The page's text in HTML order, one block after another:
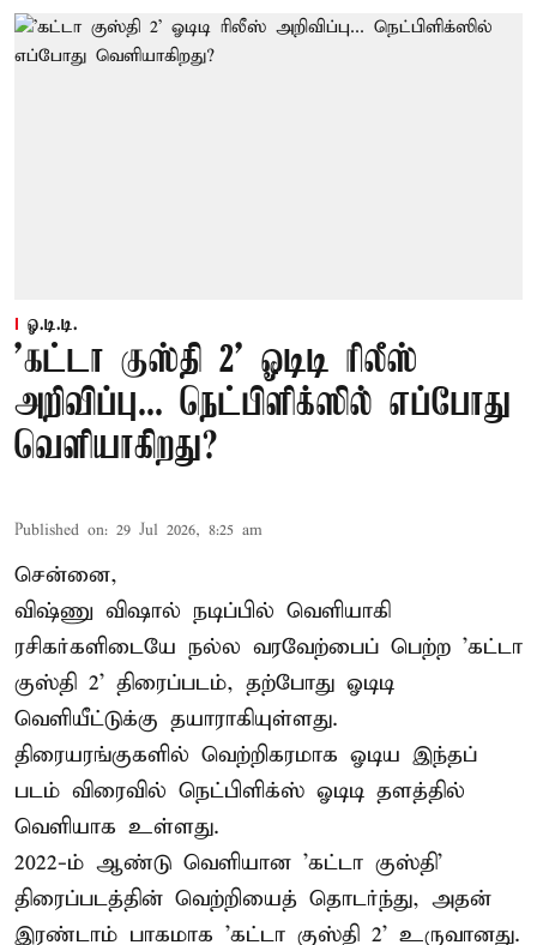
ஓ.டி.டி.
'கட்டா குஸ்தி 2' ஓடிடி ரிலீஸ்
அறிவிப்பு... நெட்பிளிக்ஸில் எப்போது
வெளியாகிறது?
Published on: 29 Jul 2026, 8:25 am
சென்னை,
விஷ்ணு விஷால் நடிப்பில் வெளியாகி
ரசிகர்களிடையே நல்ல வரவேற்பைப் பெற்ற 'கட்டா
குஸ்தி 2' திரைப்படம், தற்போது ஓடிடி
வெளியீட்டுக்கு தயாராகியுள்ளது.
திரையரங்குகளில் வெற்றிகரமாக ஓடிய இந்தப்
படம் விரைவில் நெட்பிளிக்ஸ் ஓடிடி தளத்தில்
வெளியாக உள்ளது.
2022-ம் ஆண்டு வெளியான 'கட்டா குஸ்தி'
திரைப்படத்தின் வெற்றியைத் தொடர்ந்து, அதன்
இரண்டாம் பாகமாக 'கட்டா குஸ்தி 2' உருவானது.